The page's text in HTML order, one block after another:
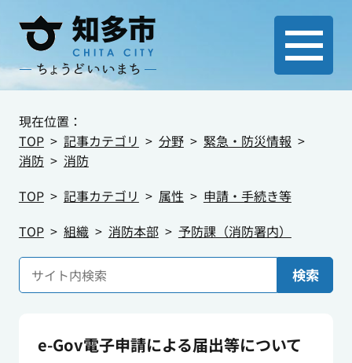
現在位置：
TOP
記事カテゴリ 分野
緊急・防災情報
消防
消防
TOP
記事カテゴリ 属性
申請・手続き等
TOP
組織 消防本部 予防課（消防署内）
検索
e-Gov電子申請による届出等について